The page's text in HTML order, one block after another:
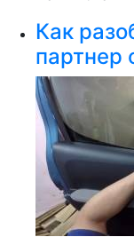
Как
партнер